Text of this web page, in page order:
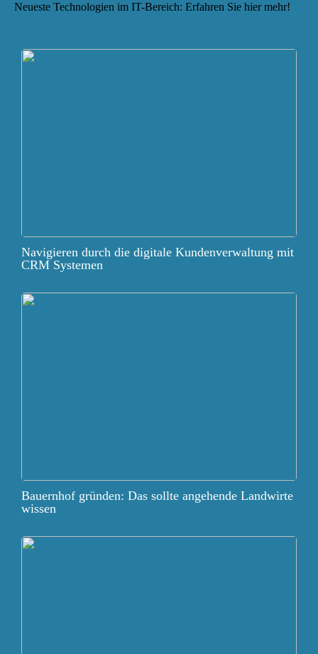
Neueste Technologien im IT-Bereich: Erfahren Sie hier mehr!
Navigieren durch die digitale Kundenverwaltung mit
CRM Systemen
Bauernhof gründen: Das sollte angehende Landwirte
wissen